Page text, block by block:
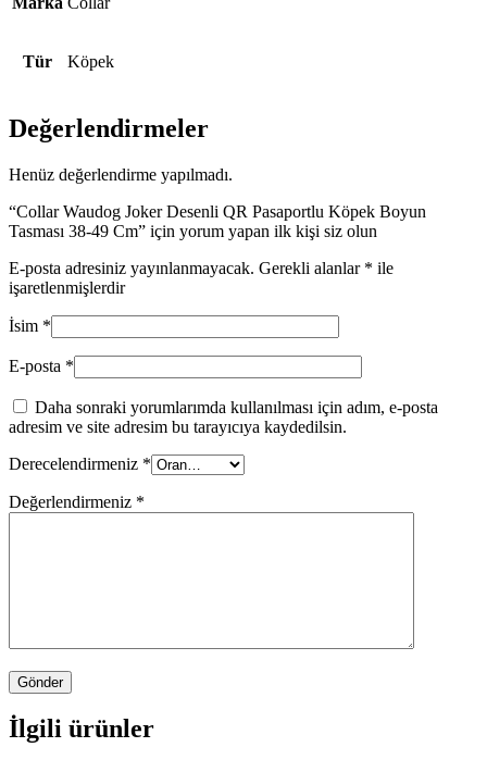
Tür Köpek
Değerlendirmeler
Henüz değerlendirme yapılmadı.
“Collar Waudog Joker Desenli QR Pasaportlu Köpek Boyun
Tasması 38-49 Cm” için yorum yapan ilk kişi siz olun
E-posta adresiniz yayınlanmayacak. Gerekli alanlar * ile
işaretlenmişlerdir
İsim *
E-posta *
Daha sonraki yorumlarımda kullanılması için adım, e-posta
adresim ve site adresim bu tarayıcıya kaydedilsin.
Derecelendirmeniz *
Değerlendirmeniz *
İlgili ürünler